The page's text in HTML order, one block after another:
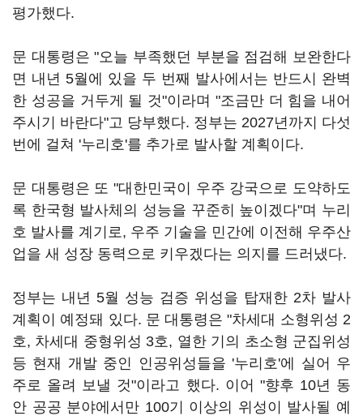
평가했다.
문 대통령은 "오늘 부족했던 부분을 점검해 보완한다
면 내년 5월에 있을 두 번째 발사에서는 반드시 완벽
한 성공을 거두게 될 것"이라며 "조금만 더 힘을 내어
주시기 바란다"고 당부했다. 정부는 2027년까지 다섯
번에 걸쳐 '누리호'를 추가로 발사할 계획이다.
문 대통령은 또 "대한민국이 우주 강국으로 도약하도
록 한국형 발사체의 성능을 꾸준히 높이겠다"며 누리
호 발사를 계기로, 우주 기술을 민간에 이전해 우주산
업을 새 성장 동력으로 키우겠다는 의지를 드러냈다.
정부는 내년 5월 성능 검증 위성을 탑재한 2차 발사
계획이 예정돼 있다. 문 대통령은 "차세대 소형위성 2
호, 차세대 중형위성 3호, 열한 기의 초소형 군집위성
등 현재 개발 중인 인공위성들을 '누리호'에 실어 우
주로 올려 보낼 것"이라고 했다. 이어 "향후 10년 동
안 공공 분야에서만 100기 이상의 위성이 발사될 예